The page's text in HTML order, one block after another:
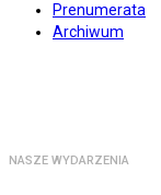
Prenumerata
Archiwum
NASZE WYDARZENIA